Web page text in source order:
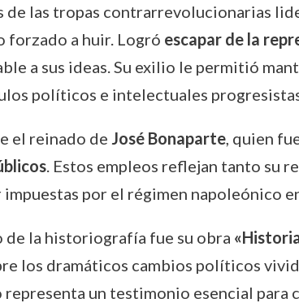
de las tropas contrarrevolucionarias
forzado a huir. Logró escapar de la
a sus ideas. Su exilio le permitió
políticos e intelectuales
el reinado de José Bonaparte, quien
. Estos empleos reflejan tanto su
por el régimen napoleónico
de la historiografía fue su obra
los dramáticos cambios políticos
un testimonio esencial para